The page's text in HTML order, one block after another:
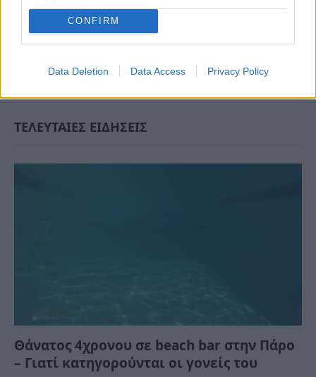
CONFIRM
Data Deletion Data Access Privacy Policy
ΤΕΛΕΥΤΑΙΕΣ ΕΙΔΗΣΕΙΣ
Θάνατος 4χρονου σε beach bar στην Πάρο
– Γιατί κατηγορούνται οι γονείς του